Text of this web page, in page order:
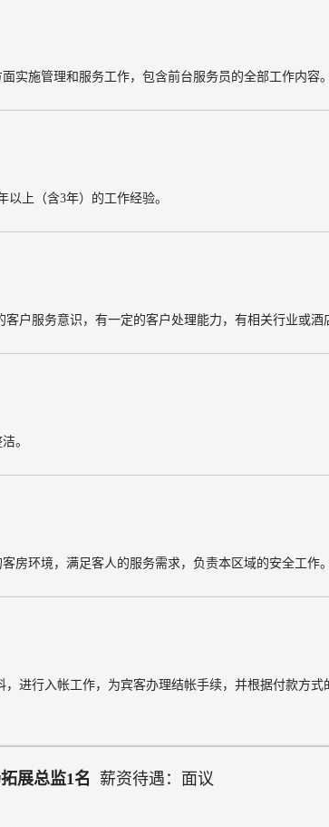
实施管理和服务工作，包含前台服务员的全部工作内容。
上（含3年）的工作经验。
户服务意识，有一定的客户处理能力，有相关行业或酒
。
房环境，满足客人的服务需求，负责本区域的安全工作。
进行入帐工作，为宾客办理结帐手续，并根据付款方式
展总监1名 薪资待遇：面议